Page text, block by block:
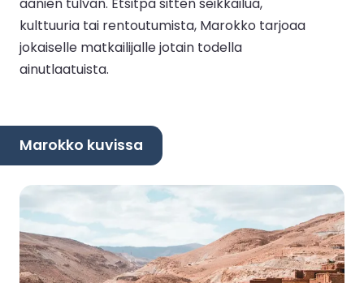
kulttuuria tai rentoutumista, Marokko tarjoaa
jokaiselle matkailijalle jotain todella
ainutlaatuista.
Marokko kuvissa